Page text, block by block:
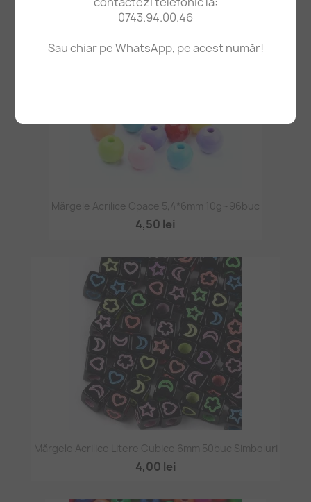
0743.94.00.46
Sau chiar pe WhatsApp, pe acest număr!
Mărgele Acrilice Opace 5,4*6mm 10g~96buc
4,50 lei
Mărgele Acrilice Litere Cubice 6mm 50buc Simboluri
4,00 lei